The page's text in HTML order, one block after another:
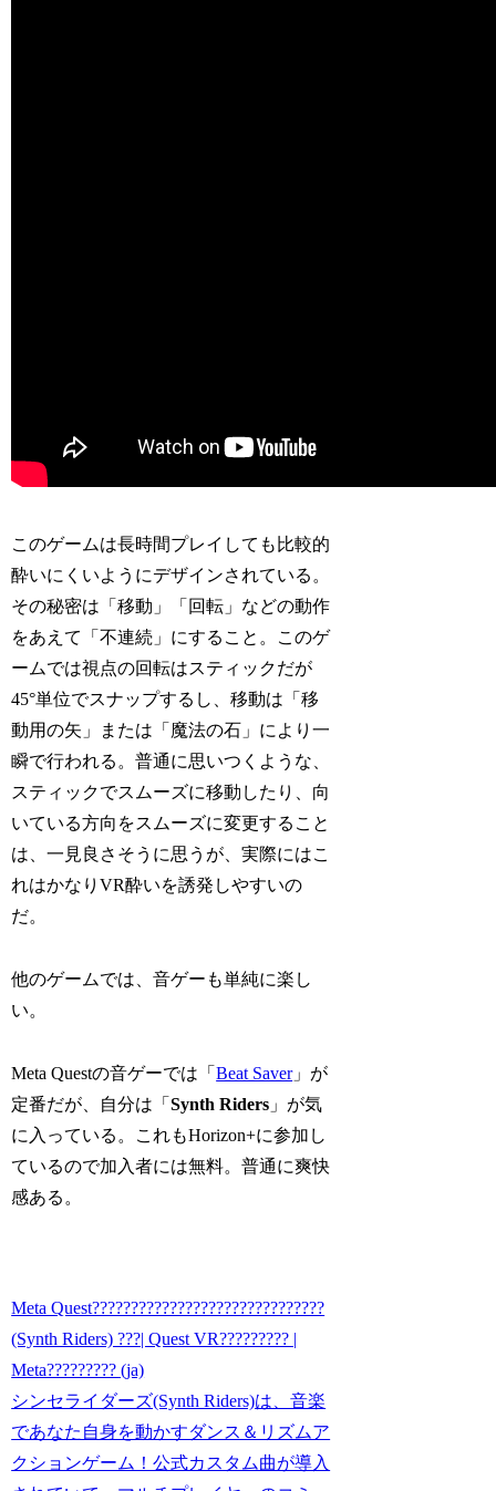
このゲームは長時間プレイしても比較的
酔いにくいようにデザインされている。
その秘密は「移動」「回転」などの動作
をあえて「不連続」にすること。このゲ
ームでは視点の回転はスティックだが
45°単位でスナップするし、移動は「移
動用の矢」または「魔法の石」により一
瞬で行われる。普通に思いつくような、
スティックでスムーズに移動したり、向
いている方向をスムーズに変更すること
は、一見良さそうに思うが、実際にはこ
れはかなりVR酔いを誘発しやすいの
だ。
他のゲームでは、音ゲーも単純に楽し
い。
Meta Questの音ゲーでは「Beat Saver」が
定番だが、自分は「Synth Riders 」が気
に入っている。これもHorizon+に参加し
ているので加入者には無料。普通に爽快
感ある。
Meta Quest??????????????????????????????
(Synth Riders) ???| Quest VR????????? |
Meta????????? (ja)
シンセライダーズ(Synth Riders)は、音楽
であなた自身を動かすダンス＆リズムア
クションゲーム！公式カスタム曲が導入